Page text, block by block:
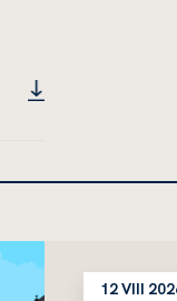
12 VIII